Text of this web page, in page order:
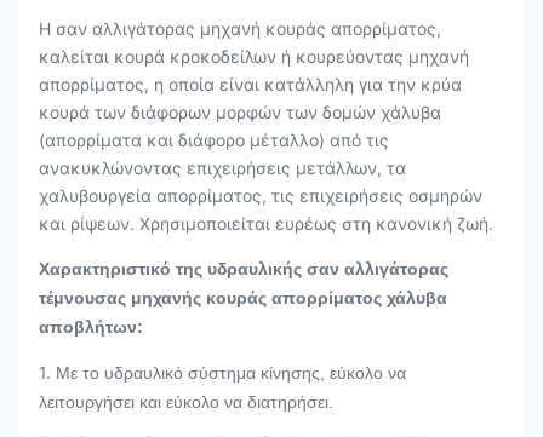
Η σαν αλλιγάτορας μηχανή κουράς απορρίματος,
καλείται κουρά κροκοδείλων ή κουρεύοντας μηχανή
απορρίματος, η οποία είναι κατάλληλη για την κρύα
κουρά των διάφορων μορφών των δομών χάλυβα
(απορρίματα και διάφορο μέταλλο) από τις
ανακυκλώνοντας επιχειρήσεις μετάλλων, τα
χαλυβουργεία απορρίματος, τις επιχειρήσεις οσμηρών
και ρίψεων. Χρησιμοποιείται ευρέως στη κανονική ζωή.
Χαρακτηριστικό της υδραυλικής σαν αλλιγάτορας
τέμνουσας μηχανής κουράς απορρίματος χάλυβα
αποβλήτων:
1. Με το υδραυλικό σύστημα κίνησης, εύκολο να
λειτουργήσει και εύκολο να διατηρήσει.